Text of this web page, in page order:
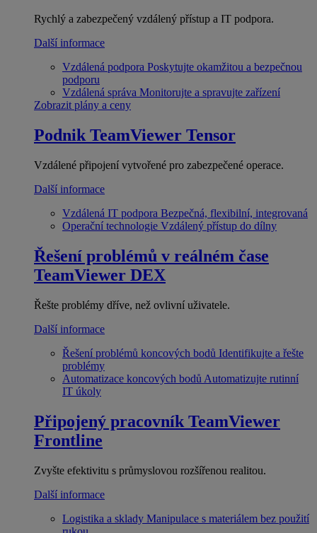
Rychlý a zabezpečený vzdálený přístup a IT podpora.
Další informace
Vzdálená podpora Poskytujte okamžitou a bezpečnou
podporu
Vzdálená správa Monitorujte a spravujte zařízení
Zobrazit plány a ceny
Podnik TeamViewer Tensor
Vzdálené připojení vytvořené pro zabezpečené operace.
Další informace
Vzdálená IT podpora Bezpečná, flexibilní, integrovaná
Operační technologie Vzdálený přístup do dílny
Řešení problémů v reálném čase
TeamViewer DEX
Řešte problémy dříve, než ovlivní uživatele.
Další informace
Řešení problémů koncových bodů Identifikujte a řešte
problémy
Automatizace koncových bodů Automatizujte rutinní
IT úkoly
Připojený pracovník TeamViewer
Frontline
Zvyšte efektivitu s průmyslovou rozšířenou realitou.
Další informace
Logistika a sklady Manipulace s materiálem bez použití